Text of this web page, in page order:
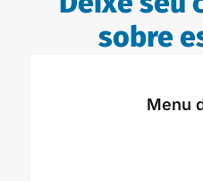
sobre
Menu